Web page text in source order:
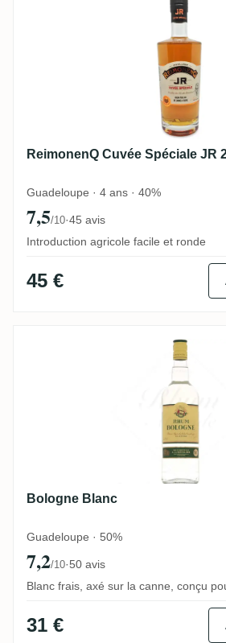
ReimonenQ Cuvée Spéciale JR
Guadeloupe · 4 ans · 40%
7,5/10·45 avis
Introduction agricole facile et ronde
45 €
Bologne Blanc
Guadeloupe · 50%
7,2/10·50 avis
Blanc frais, axé sur la canne, conçu
31 €